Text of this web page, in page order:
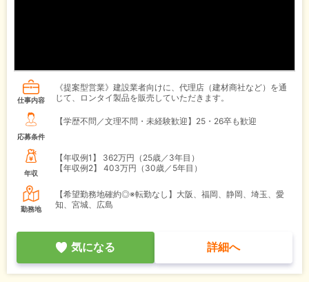
仕事内容
《提案型営業》建設業者向けに、代理店（建材商社など）を通
じて、ロンタイ製品を販売していただきます。
応募条件
【学歴不問／文理不問・未経験歓迎】25・26卒も歓迎
年収
【年収例1】
362万円（25歳／3年目）
【年収例2】
403万円（30歳／5年目）
勤務地
【希望勤務地確約◎※転勤なし】大阪、福岡、静岡、埼玉、愛
知、宮城、広島
気になる 詳細へ